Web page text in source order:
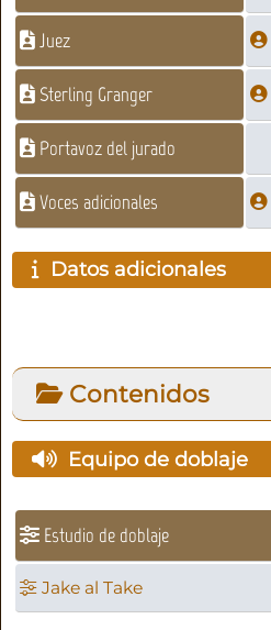
Juez
Sterling Granger
Portavoz del jurado
Voces adicionales
Datos adicionales
Contenidos
Equipo de doblaje
Estudio de doblaje
Jake al Take